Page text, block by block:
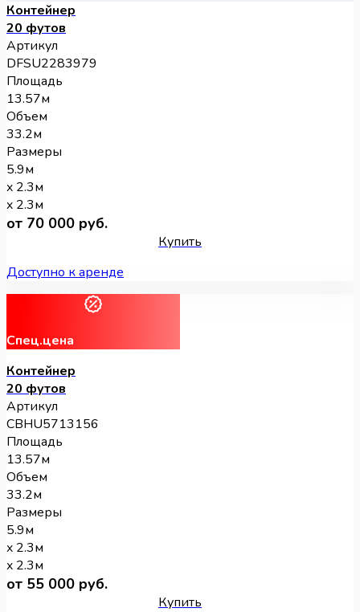
Контейнер
20 футов
Артикул
DFSU2283979
Площадь
13.57м
Объем
33.2м
Размеры
5.9м
x 2.3м
x 2.3м
от 70 000 руб.
Купить
Доступно к аренде
Спец.цена
Контейнер
20 футов
Артикул
CBHU5713156
Площадь
13.57м
Объем
33.2м
Размеры
5.9м
x 2.3м
x 2.3м
от 55 000 руб.
Купить